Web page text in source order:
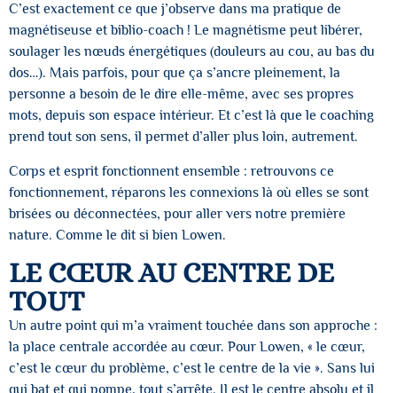
C’est exactement ce que j’observe dans ma pratique de
magnétiseuse et biblio-coach ! Le magnétisme peut libérer,
soulager les nœuds énergétiques (douleurs au cou, au bas du
dos…). Mais parfois, pour que ça s’ancre pleinement, la
personne a besoin de le dire elle-même, avec ses propres
mots, depuis son espace intérieur. Et c’est là que le coaching
prend tout son sens, il permet d’aller plus loin, autrement.
Corps et esprit fonctionnent ensemble : retrouvons ce
fonctionnement, réparons les connexions là où elles se sont
brisées ou déconnectées, pour aller vers notre première
nature. Comme le dit si bien Lowen.
LE CŒUR AU CENTRE DE
TOUT
Un autre point qui m’a vraiment touchée dans son approche :
la place centrale accordée au cœur. Pour Lowen, « le cœur,
c’est le cœur du problème, c’est le centre de la vie ». Sans lui
qui bat et qui pompe, tout s’arrête. Il est le centre absolu et il